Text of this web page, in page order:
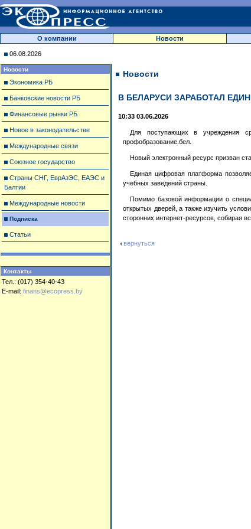
О компании Новости
06.08.2026
Новости
Экономика РБ
Банковские новости РБ
Финансовые рынки РБ
Новое в законодательстве
Международные связи
Союзное государство
Страны СНГ, ЕврАзЭС, ЕАЭС и
Балтии
Международные новости
Подписка
Статьи
Контакты
Тел.: (017) 354-40-43
E-mail: finans@ecopress.by
Новости
В БЕЛАРУСИ ЗАРАБОТАЛ
10:33 03.06.2026
Для поступающих в учреждения
профобразование.бел.
Новый электронный ресурс призван
Единая цифровая платформа
учебных заведений страны.
Помимо базовой информации о
открытых дверей, а также изучить
сторонних интернет-ресурсов, собирая
вернуться